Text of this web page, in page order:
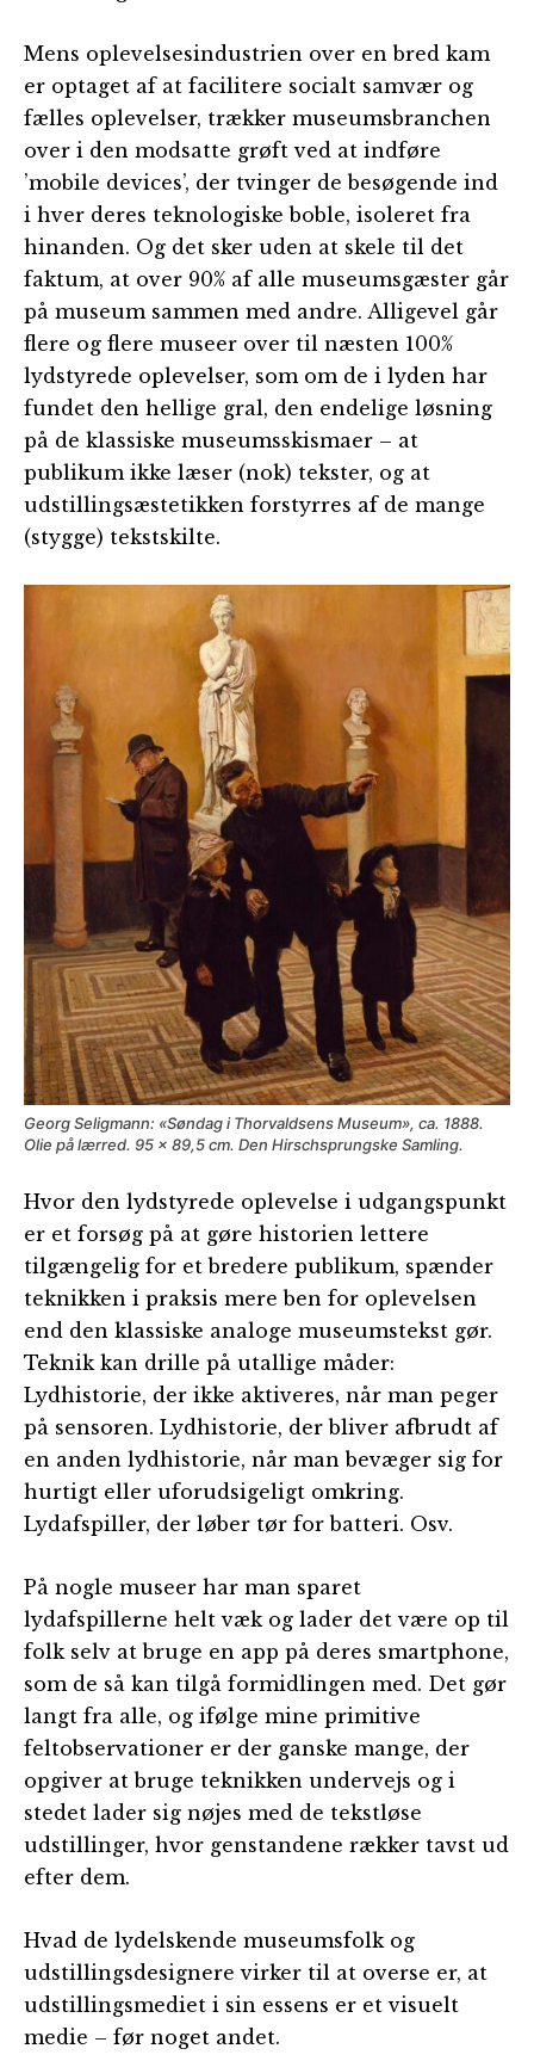
Mens oplevelsesindustrien over en bred kam
er optaget af at facilitere socialt samvær og
fælles oplevelser, trækker museumsbranchen
over i den modsatte grøft ved at indføre
’mobile devices’, der tvinger de besøgende ind
i hver deres teknologiske boble, isoleret fra
hinanden. Og det sker uden at skele til det
faktum, at over 90% af alle museumsgæster går
på museum sammen med andre. Alligevel går
flere og flere museer over til næsten 100%
lydstyrede oplevelser, som om de i lyden har
fundet den hellige gral, den endelige løsning
på de klassiske museumsskismaer – at
publikum ikke læser (nok) tekster, og at
udstillingsæstetikken forstyrres af de mange
(stygge) tekstskilte.
Georg Seligmann: «Søndag i Thorvaldsens Museum», ca. 1888.
Olie på lærred. 95 x 89,5 cm. Den Hirschsprungske Samling.
Hvor den lydstyrede oplevelse i udgangspunkt
er et forsøg på at gøre historien lettere
tilgængelig for et bredere publikum, spænder
teknikken i praksis mere ben for oplevelsen
end den klassiske analoge museumstekst gør.
Teknik kan drille på utallige måder:
Lydhistorie, der ikke aktiveres, når man peger
på sensoren. Lydhistorie, der bliver afbrudt af
en anden lydhistorie, når man bevæger sig for
hurtigt eller uforudsigeligt omkring.
Lydafspiller, der løber tør for batteri. Osv.
På nogle museer har man sparet
lydafspillerne helt væk og lader det være op til
folk selv at bruge en app på deres smartphone,
som de så kan tilgå formidlingen med. Det gør
langt fra alle, og ifølge mine primitive
feltobservationer er der ganske mange, der
opgiver at bruge teknikken undervejs og i
stedet lader sig nøjes med de tekstløse
udstillinger, hvor genstandene rækker tavst ud
efter dem.
Hvad de lydelskende museumsfolk og
udstillingsdesignere virker til at overse er, at
udstillingsmediet i sin essens er et visuelt
medie – før noget andet.